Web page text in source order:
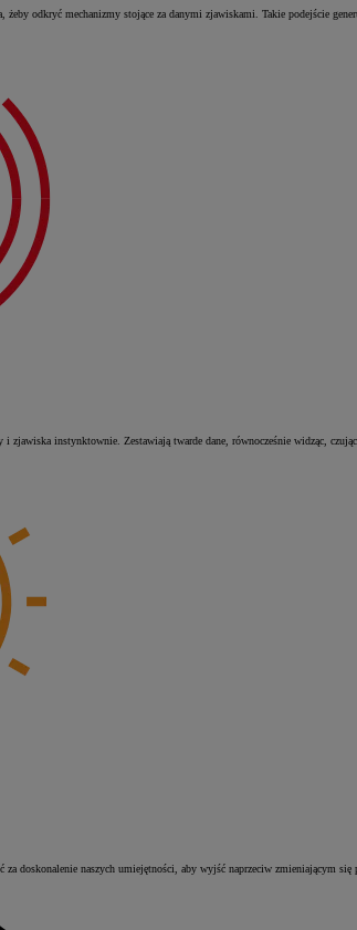
odkryć mechanizmy stojące za danymi zjawiskami. Takie podejście
zjawiska instynktownie. Zestawiają twarde dane, równocześnie widząc,
doskonalenie naszych umiejętności, aby wyjść naprzeciw zmieniającym się